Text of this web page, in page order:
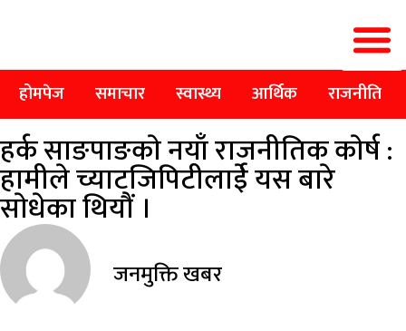
होमपेज समाचार स्वास्थ्य आर्थिक राजनीति
हर्क साङपाङकाे नयाँ राजनीतिक काेर्ष :
हामीले च्याटजिपिटीलाईे यस बारे
साेधेका थियौं ।
जनमुक्ति खबर